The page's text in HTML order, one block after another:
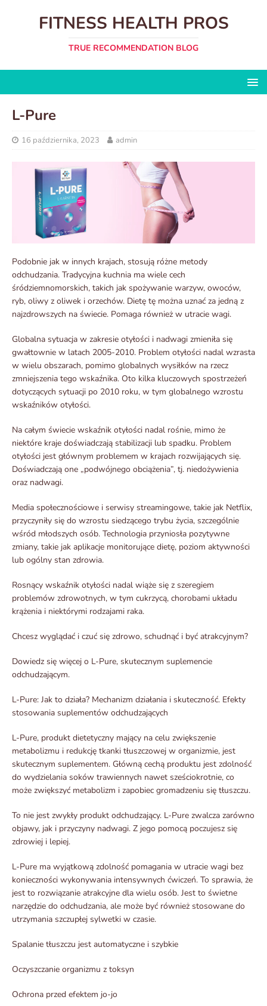
FITNESS HEALTH PROS
TRUE RECOMMENDATION BLOG
L-Pure
16 października, 2023 admin
Podobnie jak w innych krajach, stosują różne metody
odchudzania. Tradycyjna kuchnia ma wiele cech
śródziemnomorskich, takich jak spożywanie warzyw, owoców,
ryb, oliwy z oliwek i orzechów. Dietę tę można uznać za jedną z
najzdrowszych na świecie. Pomaga również w utracie wagi.
Globalna sytuacja w zakresie otyłości i nadwagi zmieniła się
gwałtownie w latach 2005-2010. Problem otyłości nadal wzrasta
w wielu obszarach, pomimo globalnych wysiłków na rzecz
zmniejszenia tego wskaźnika. Oto kilka kluczowych spostrzeżeń
dotyczących sytuacji po 2010 roku, w tym globalnego wzrostu
wskaźników otyłości.
Na całym świecie wskaźnik otyłości nadal rośnie, mimo że
niektóre kraje doświadczają stabilizacji lub spadku. Problem
otyłości jest głównym problemem w krajach rozwijających się.
Doświadczają one „podwójnego obciążenia”, tj. niedożywienia
oraz nadwagi.
Media społecznościowe i serwisy streamingowe, takie jak Netflix,
przyczyniły się do wzrostu siedzącego trybu życia, szczególnie
wśród młodszych osób. Technologia przyniosła pozytywne
zmiany, takie jak aplikacje monitorujące dietę, poziom aktywności
lub ogólny stan zdrowia.
Rosnący wskaźnik otyłości nadal wiąże się z szeregiem
problemów zdrowotnych, w tym cukrzycą, chorobami układu
krążenia i niektórymi rodzajami raka.
Chcesz wyglądać i czuć się zdrowo, schudnąć i być atrakcyjnym?
Dowiedz się więcej o L-Pure, skutecznym suplemencie
odchudzającym.
L-Pure: Jak to działa? Mechanizm działania i skuteczność. Efekty
stosowania suplementów odchudzających
L-Pure, produkt dietetyczny mający na celu zwiększenie
metabolizmu i redukcję tkanki tłuszczowej w organizmie, jest
skutecznym suplementem. Główną cechą produktu jest zdolność
do wydzielania soków trawiennych nawet sześciokrotnie, co
może zwiększyć metabolizm i zapobiec gromadzeniu się tłuszczu.
To nie jest zwykły produkt odchudzający. L-Pure zwalcza zarówno
objawy, jak i przyczyny nadwagi. Z jego pomocą poczujesz się
zdrowiej i lepiej.
L-Pure ma wyjątkową zdolność pomagania w utracie wagi bez
konieczności wykonywania intensywnych ćwiczeń. To sprawia, że
jest to rozwiązanie atrakcyjne dla wielu osób. Jest to świetne
narzędzie do odchudzania, ale może być również stosowane do
utrzymania szczupłej sylwetki w czasie.
Spalanie tłuszczu jest automatyczne i szybkie
Oczyszczanie organizmu z toksyn
Ochrona przed efektem jo-jo